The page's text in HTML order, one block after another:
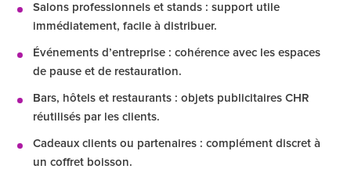
Salons professionnels et stands : support utile
immédiatement, facile à distribuer.
Événements d’entreprise : cohérence avec les espaces
de pause et de restauration.
Bars, hôtels et restaurants : objets publicitaires CHR
réutilisés par les clients.
Cadeaux clients ou partenaires : complément discret à
un coffret boisson.